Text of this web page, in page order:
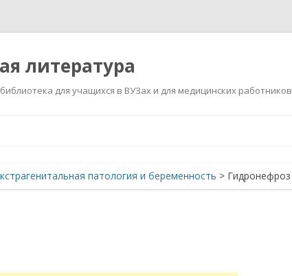
литература
для учащихся в ВУЗах и для медицинских работников
патология и беременность > Гидронефроз